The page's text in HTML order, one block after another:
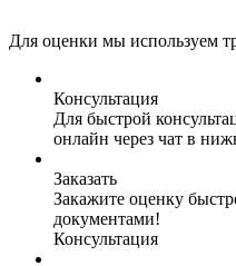
Для оценки мы используем
Консультация
Для быстрой
онлайн через чат в
Заказать
Закажите оценку
документами!
Консультация